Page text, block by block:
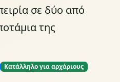
σε δύο από
της
Κατάλληλο για αρχάριους